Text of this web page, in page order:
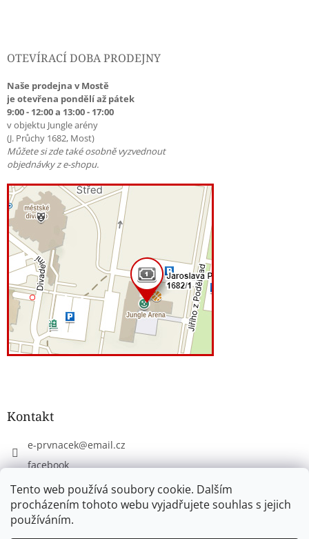
Tento web používá soubory cookie. Dalším
procházením tohoto webu vyjadřujete souhlas s jejich
používáním.
OTEVÍRACÍ DOBA PRODEJNY
Naše prodejna v Mostě
je otevřena pondělí až pátek
9:00 - 12:00 a 13:00 - 17:00
v objektu Jungle arény
(J. Průchy 1682, Most)
Můžete si zde také osobně vyzvednout
objednávky z e-shopu.
Kontakt
e-prvnacek@email.cz
facebook
eprvnacek